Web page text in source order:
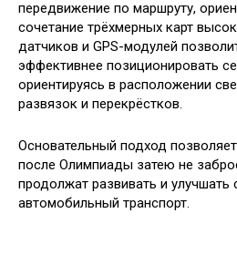
передвижение по маршруту,
сочетание трёхмерных карт
датчиков и GPS-модулей
эффективнее позиционировать
ориентируясь в расположении
развязок и перекрёстков.
Основательный подход
после Олимпиады затею не
продолжат развивать и
автомобильный транспорт.